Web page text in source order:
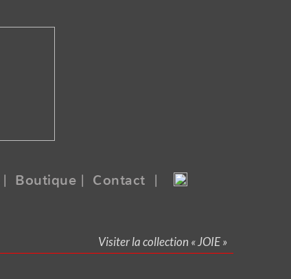
| Boutique | Contact |
Visiter la collection « JOIE »